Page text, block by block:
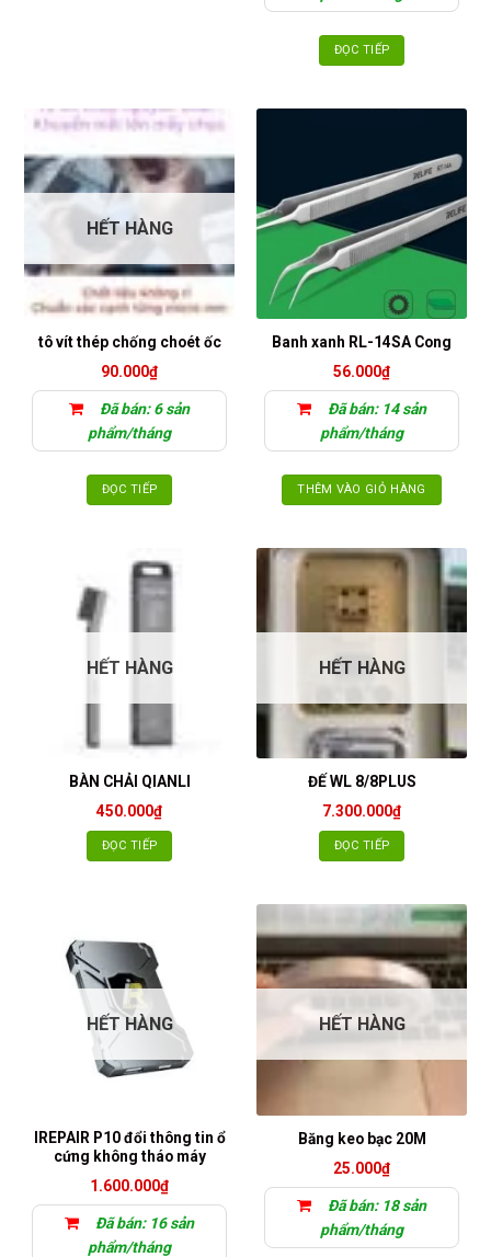
ĐỌC TIẾP
HẾT HÀNG
tô vít thép chống choét ốc
90.000₫
Đã bán: 6 sản
phẩm/tháng
ĐỌC TIẾP
Banh xanh RL-14SA Cong
56.000₫
Đã bán: 14 sản
phẩm/tháng
THÊM VÀO GIỎ HÀNG
HẾT HÀNG
BÀN CHẢI QIANLI
450.000₫
ĐỌC TIẾP
HẾT HÀNG
ĐẾ WL 8/8PLUS
7.300.000₫
ĐỌC TIẾP
HẾT HÀNG
IREPAIR P10 đổi thông tin ổ
cứng không tháo máy
1.600.000₫
Đã bán: 16 sản
phẩm/tháng
HẾT HÀNG
Băng keo bạc 20M
25.000₫
Đã bán: 18 sản
phẩm/tháng